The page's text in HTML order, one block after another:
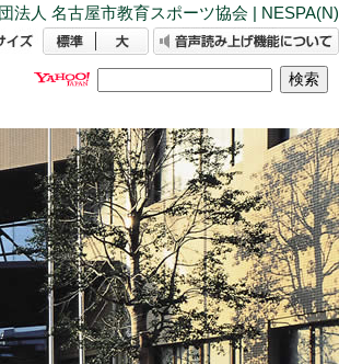
法人 名古屋市教育スポーツ協会 | NESPA(N)